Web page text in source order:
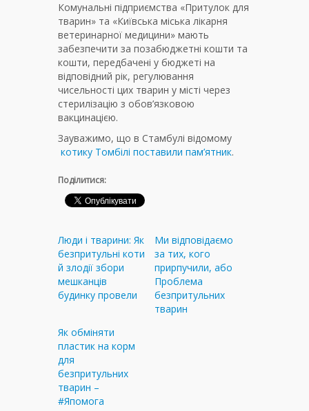
Комунальні підприємства «Притулок для
тварин» та «Київська міська лікарня
ветеринарної медицини» мають
забезпечити за позабюджетні кошти та
кошти, передбачені у бюджеті на
відповідний рік, регулювання
чисельності цих тварин у місті через
стерилізацію з обов’язковою
вакцинацією.
Зауважимо, що в Стамбулі відомому
котику Томбілі поставили пам’ятник.
Поділитися:
Люди і тварини: Як
безпритульні коти
й злодії збори
мешканців
будинку провели
Ми відповідаємо
за тих, кого
прирпучили, або
Проблема
безпритульних
тварин
Як обміняти
пластик на корм
для
безпритульних
тварин –
#Япомога